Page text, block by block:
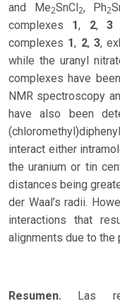
and Me2SnCl2, Ph2
complexes 1, 2,3
complexes 1, 2,3,
while the uranyl
complexes have
NMR spectroscopy
have also been
interact either
the uranium or tin
distances being
der Waal’s radii.
interactions that
alignments due to the
Resumen. Las